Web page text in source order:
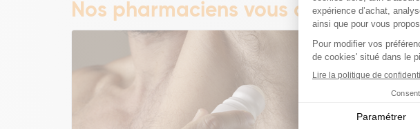
Nos pharmaciens vous conseillent